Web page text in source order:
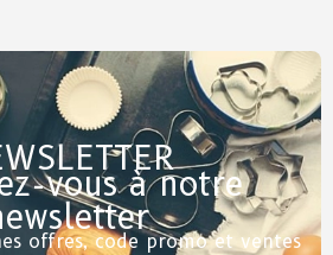
vous à notre
offres, code promo et ventes